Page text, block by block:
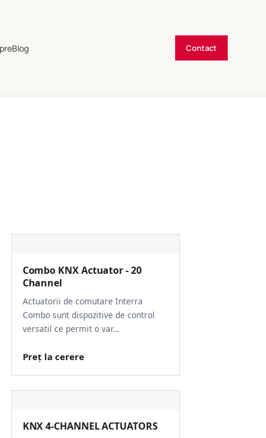
Blog Contact
Combo KNX Actuator - 20
Channel
Actuatorii de comutare Interra
Combo sunt dispozitive de control
versatil ce permit o var…
Preț la cerere
KNX 4-CHANNEL ACTUATORS